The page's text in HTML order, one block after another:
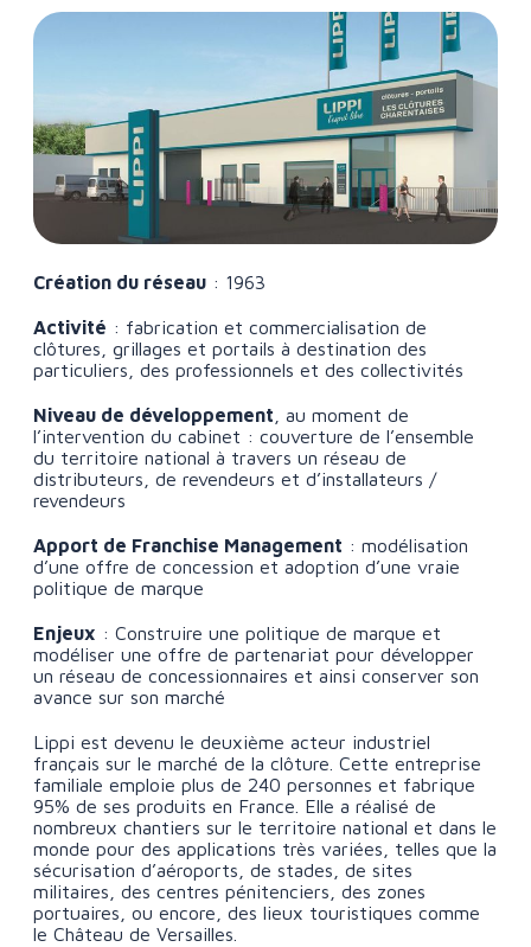
Création du réseau : 1963
Activité : fabrication et commercialisation de
clôtures, grillages et portails à destination des
particuliers, des professionnels et des collectivités
Niveau de développement , au moment de
l’intervention du cabinet : couverture de l’ensemble
du territoire national à travers un réseau de
distributeurs, de revendeurs et d’installateurs /
revendeurs
Apport de Franchise Management : modélisation
d’une offre de concession et adoption d’une vraie
politique de marque
Enjeux : Construire une politique de marque et
modéliser une offre de partenariat pour développer
un réseau de concessionnaires et ainsi conserver son
avance sur son marché
Lippi est devenu le deuxième acteur industriel
français sur le marché de la clôture. Cette entreprise
familiale emploie plus de 240 personnes et fabrique
95% de ses produits en France. Elle a réalisé de
nombreux chantiers sur le territoire national et dans le
monde pour des applications très variées, telles que la
sécurisation d’aéroports, de stades, de sites
militaires, des centres pénitenciers, des zones
portuaires, ou encore, des lieux touristiques comme
le Château de Versailles.